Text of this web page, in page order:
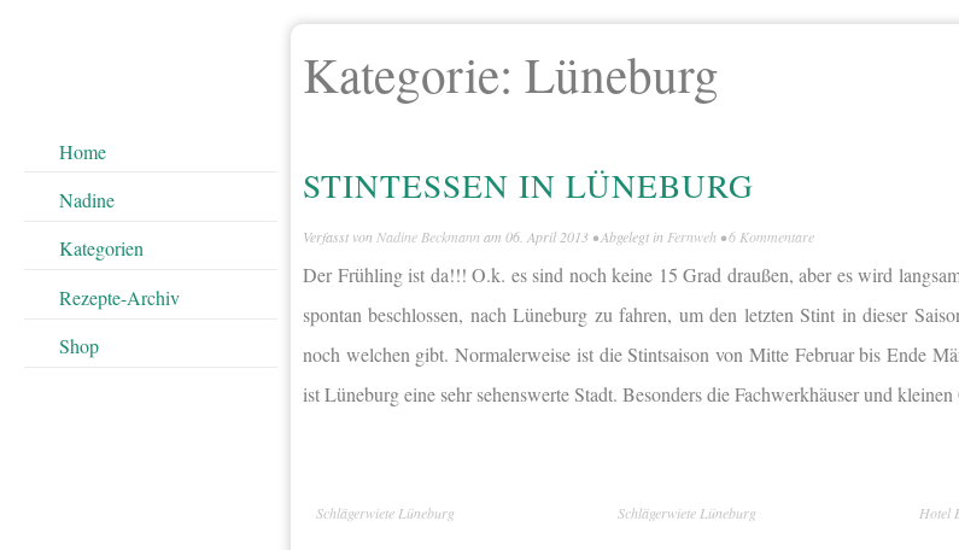
Home
Nadine
Kategorien
Rezepte-Archiv
Shop
Kategorie: Lüneburg
STINTESSEN IN LÜNEBURG
Verfasst von Nadine Beckmann am 06. April 2013 • Abgelegt in Fernweh •6 Kommentare
Der Frühling ist da!!! O.k. es sind noch keine 15 Grad draußen, aber es wird
spontan beschlossen, nach Lüneburg zu fahren, um den letzten Stint in dieser
noch welchen gibt. Normalerweise ist die Stintsaison von Mitte Februar bis Ende
ist Lüneburg eine sehr sehenswerte Stadt. Besonders die Fachwerkhäuser und kleinen
Schlägerwiete Lüneburg Schlägerwiete Lüneburg Hotel